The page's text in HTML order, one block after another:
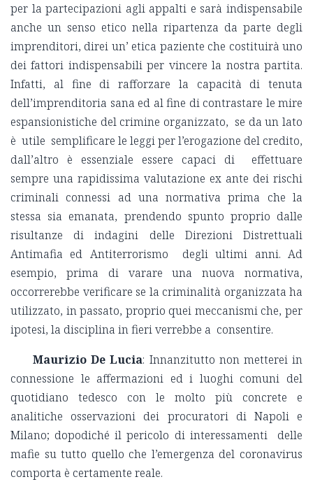
per la partecipazioni agli appalti e sarà indispensabile
anche un senso etico nella ripartenza da parte degli
imprenditori, direi un’ etica paziente che costituirà uno
dei fattori indispensabili per vincere la nostra partita.
Infatti, al fine di rafforzare la capacità di tenuta
dell’imprenditoria sana ed al fine di contrastare le mire
espansionistiche del crimine organizzato, se da un lato
è utile semplificare le leggi per l’erogazione del credito,
dall’altro è essenziale essere capaci di effettuare
sempre una rapidissima valutazione ex ante dei rischi
criminali connessi ad una normativa prima che la
stessa sia emanata, prendendo spunto proprio dalle
risultanze di indagini delle Direzioni Distrettuali
Antimafia ed Antiterrorismo degli ultimi anni. Ad
esempio, prima di varare una nuova normativa,
occorrerebbe verificare se la criminalità organizzata ha
utilizzato, in passato, proprio quei meccanismi che, per
ipotesi, la disciplina in fieri verrebbe a consentire.
Maurizio De Lucia: Innanzitutto non metterei in
connessione le affermazioni ed i luoghi comuni del
quotidiano tedesco con le molto più concrete e
analitiche osservazioni dei procuratori di Napoli e
Milano; dopodiché il pericolo di interessamenti delle
mafie su tutto quello che l’emergenza del coronavirus
comporta è certamente reale.